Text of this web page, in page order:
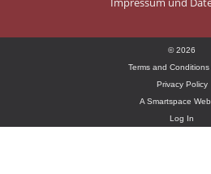
© 2026
Terms and Conditions
Privacy Policy
A Smartspace
Log In